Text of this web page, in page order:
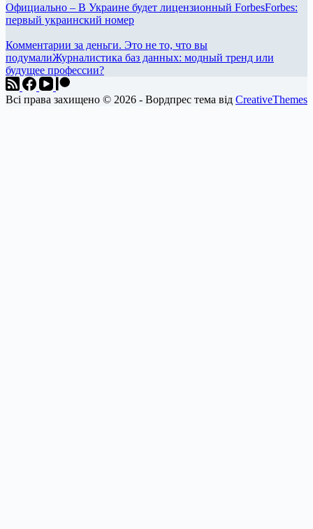
Официально – В Украине будет лицензионный ForbesForbes:
первый украинский номер
Комментарии за деньги. Это не то, что вы
подумалиЖурналистика баз данных: модный тренд или
будущее профессии?
Всі права захищено © 2026 - Вордпрес тема від CreativeThemes